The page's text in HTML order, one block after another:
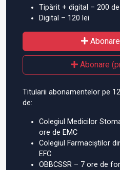
Tipărit + digital – 200
Digital – 120 lei
Abonare
Titularii abonamentelor pe
de:
Colegiul Medicilor
ore de EMC
Colegiul Farmaciștilor
EFC
OBBCSSR – 7 ore de